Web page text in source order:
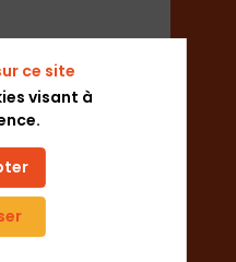
favoris
ce site
visant à